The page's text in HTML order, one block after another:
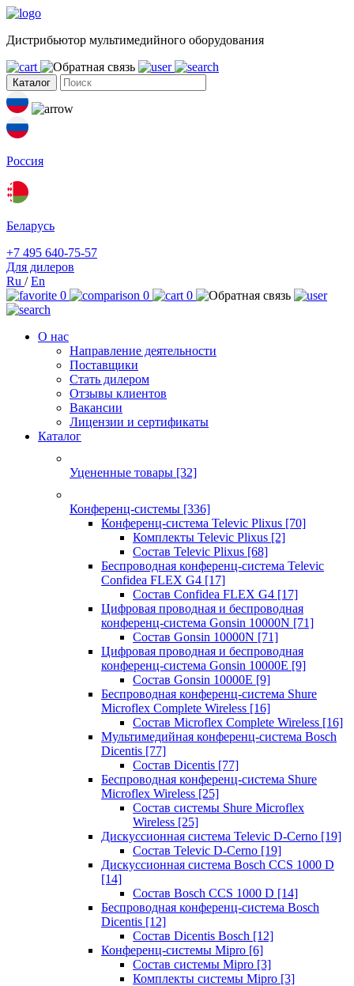
Дистрибьютор мультимедийного оборудования
Каталог
Россия
Беларусь
+7 495 640-75-57
Для дилеров
Ru /En
0
0 0
О нас
Направление деятельности
Поставщики
Стать дилером
Отзывы клиентов
Вакансии
Лицензии и сертификаты
Каталог
Уцененные товары [32]
Конференц-системы [336]
Конференц-система Televic Plixus [70]
Комплекты Televic Plixus [2]
Состав Televic Plixus [68]
Беспроводная конференц-система Televic
Confidea FLEX G4 [17]
Состав Confidea FLEX G4 [17]
Цифровая проводная и беспроводная
конференц-система Gonsin 10000N [71]
Состав Gonsin 10000N [71]
Цифровая проводная и беспроводная
конференц-система Gonsin 10000E [9]
Состав Gonsin 10000E [9]
Беспроводная конференц-система Shure
Microflex Complete Wireless [16]
Состав Microflex Complete Wireless [16]
Мультимедийная конференц-система Bosch
Dicentis [77]
Состав Dicentis [77]
Беспроводная конференц-система Shure
Microflex Wireless [25]
Состав системы Shure Microflex
Wireless [25]
Дискуссионная система Televic D-Cerno [19]
Состав Televic D-Cerno [19]
Дискуссионная система Bosch CCS 1000 D
[14]
Состав Bosch CCS 1000 D [14]
Беспроводная конференц-система Bosch
Dicentis [12]
Состав Dicentis Bosch [12]
Конференц-системы Mipro [6]
Состав системы Mipro [3]
Комплекты системы Mipro [3]